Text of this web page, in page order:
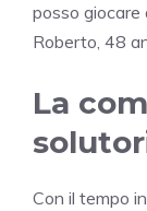
posso giocare
Roberto, 48
La
Con il tempo